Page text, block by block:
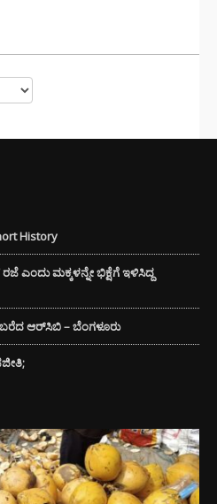
History
ಎಂದು ಮಕ್ಕಳನ್ನೇ ಭಿಕ್ಷೆಗೆ ಇಳಿಸಿದ್ದ
ಬರೆದ ಆರ್‌ಸಿಬಿ – ಬೆಂಗಳೂರು